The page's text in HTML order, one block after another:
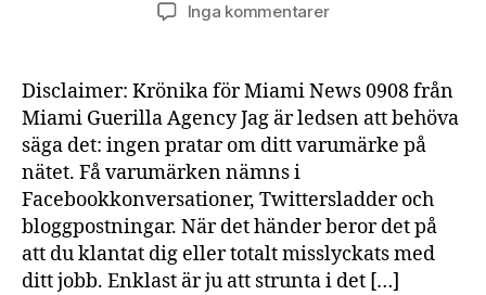
Inga kommentarer
Disclaimer: Krönika för Miami News 0908 från
Miami Guerilla Agency Jag är ledsen att behöva
säga det: ingen pratar om ditt varumärke på
nätet. Få varumärken nämns i
Facebookkonversationer, Twittersladder och
bloggpostningar. När det händer beror det på
att du klantat dig eller totalt misslyckats med
ditt jobb. Enklast är ju att strunta i det […]